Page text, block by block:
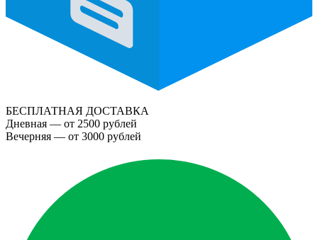
БЕСПЛАТНАЯ ДОСТАВКА
Дневная — от 2500 рублей
Вечерняя — от 3000 рублей